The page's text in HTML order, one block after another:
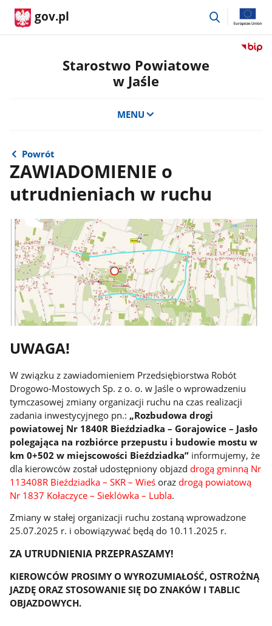
gov.pl
przejdź
Przejdź
Starostwo Powiatowe
w Jaśle
MENU
Powrót
ZAWIADOMIENIE o
utrudnieniach w ruchu
UWAGA!
W związku z zawiadomieniem Przedsiębiorstwa Robót
Drogowo-Mostowych Sp. z o. o. w Jaśle o wprowadzeniu
tymczasowej zmiany organizacji ruchu na czas realizacji
zadania inwestycyjnego pn.: „Rozbudowa drogi
powiatowej Nr 1840R Bieździadka – Gorajowice – Jasło
polegająca na rozbiórce przepustu i budowie mostu w
km 0+502 w miejscowości Bieździadka”informujemy, że
dla kierowców został udostępniony objazd drogą gminną Nr
113408R Bieździadka – SKR – Wieś oraz drogą powiatową
Nr 1837 Kołaczyce – Sieklówka – Lubla.
Zmiany w stałej organizacji ruchu zostaną wprowadzone
25.07.2025 r. i obowiązywać będą do 10.11.2025 r.
ZA UTRUDNIENIA PRZEPRASZAMY!
KIEROWCÓW PROSIMY O WYROZUMIAŁOŚĆ, OSTROŻNĄ
JAZDĘ ORAZ STOSOWANIE SIĘ DO ZNAKÓW I TABLIC
OBJAZDOWYCH.